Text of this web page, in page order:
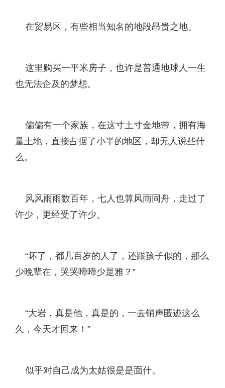
在贸易区，有些相当知名的地段昂贵之地。
这里购买一平米房子，也许是普通地球人一生
也无法企及的梦想。
偏偏有一个家族，在这寸土寸金地带，拥有海
量土地，直接占据了小半的地区，却无人说些什
么。
风风雨雨数百年，七人也算风雨同舟，走过了
许少，更经受了许少。
“坏了，都几百岁的人了，还跟孩子似的，那么
少晚辈在，哭哭啼啼少是雅？”
“大岩，真是他，真是的，一去销声匿迹这么
久，今天才回来！”
似乎对自己成为太姑很是是面什。